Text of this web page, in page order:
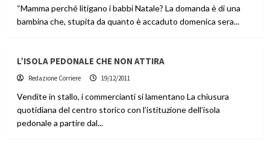
“Mamma perché litigano i babbi Natale? La domanda è di una
bambina che, stupita da quanto è accaduto domenica sera...
L’ISOLA PEDONALE CHE NON ATTIRA
Redazione Corriere 19/12/2011
Vendite in stallo, i commercianti si lamentano La chiusura
quotidiana del centro storico con l’istituzione dell’isola
pedonale a partire dal...